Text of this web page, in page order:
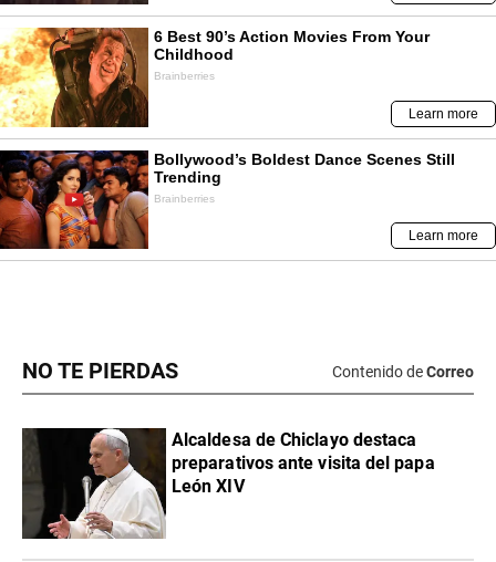
NO TE PIERDAS Contenido deCorreo
Alcaldesa de Chiclayo destaca
preparativos ante visita del papa
León XIV